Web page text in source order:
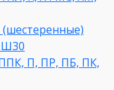
П, ПР, ПБ, ПК,